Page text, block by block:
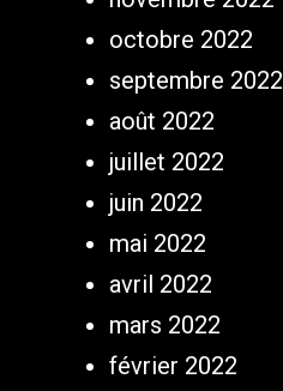
octobre 2022
septembre 2022
août 2022
juillet 2022
juin 2022
mai 2022
avril 2022
mars 2022
février 2022